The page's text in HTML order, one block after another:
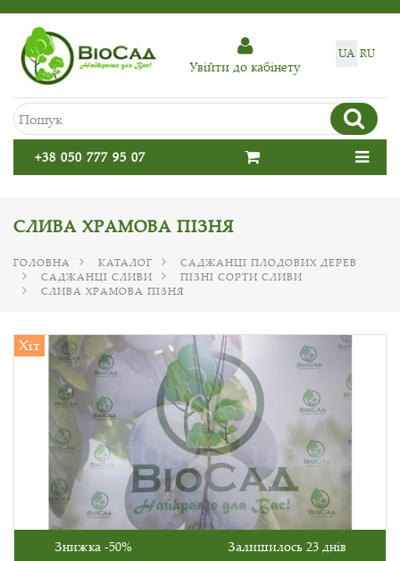
UA RU
Увiйти до кабiнету
+38 050 777 95 07
СЛИВА ХРАМОВА ПІЗНЯ
ГОЛОВНА КАТАЛОГ
САДЖАНЦІ ПЛОДОВИХ ДЕРЕВ
САДЖАНЦІ СЛИВИ
ПІЗНІ СОРТИ СЛИВИ
СЛИВА ХРАМОВА ПІЗНЯ
Хіт
Знижка -50% Залишилось 23 днів